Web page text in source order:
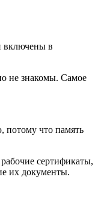
включены в
не знакомы. Самое
потому что память
сертификаты,
их документы.